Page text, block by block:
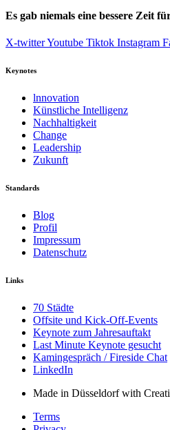
Es gab niemals eine bessere Zeit
X-twitterYoutube Tiktok Instagram
Keynotes
lnnovation
Künstliche Intelligenz
Nachhaltigkeit
Change
Leadership
Zukunft
Standards
Blog
Profil
Impressum
Datenschutz
Links
70 Städte
Offsite und Kick-Off-Events
Keynote zum Jahresauftakt
Last Minute Keynote gesucht
Kamingespräch / Fireside Chat
LinkedIn
Made in Düsseldorf with
Terms